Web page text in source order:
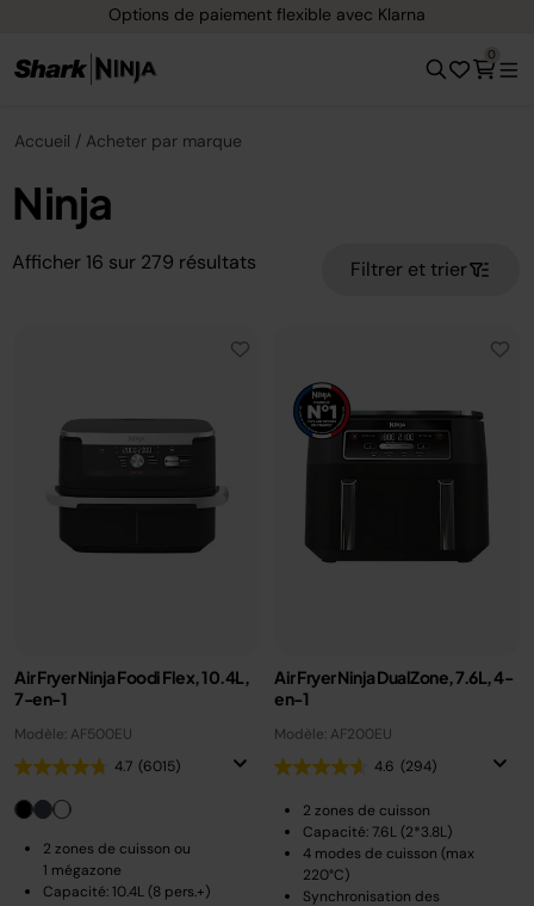
paiement flexible avec Klarna
0
Accueil Acheter par marque
Ninja
Afficher 16 sur 279 résultats Filtrer et trier
Air Fryer Ninja Foodi Flex, 10.4L,
7-en-1
Modèle: AF500EU
4.7 (6015)
2 zones de cuisson ou
1 mégazone
Capacité: 10.4L (8 pers.+)
Air Fryer Ninja DualZone, 7.6L, 4-
en-1
Modèle: AF200EU
4.6 (294)
2 zones de cuisson
Capacité: 7.6L (2*3.8L)
4 modes de cuisson (max
220°C)
Synchronisation des